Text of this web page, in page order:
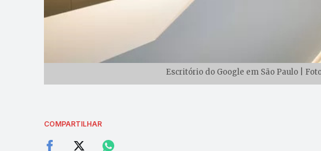
Escritório do Google em São Paulo |
COMPARTILHAR